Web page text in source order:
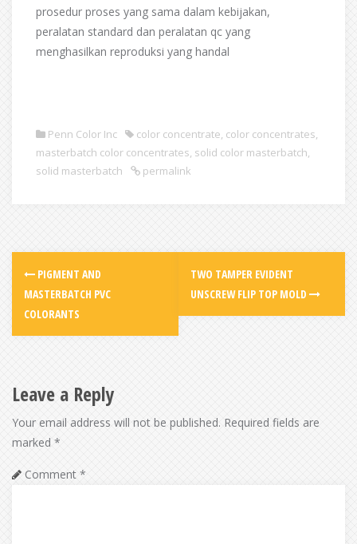
prosedur proses yang sama dalam kebijakan,
peralatan standard dan peralatan qc yang
menghasilkan reproduksi yang handal
Penn Color Inc color concentrate, color concentrates,
masterbatch color concentrates, solid color masterbatch,
solid masterbatch
permalink
PIGMENT AND
MASTERBATCH PVC
COLORANTS
TWO TAMPER EVIDENT
UNSCREW FLIP TOP MOLD
Leave a Reply
Your email address will not be published. Required fields are
marked *
Comment *